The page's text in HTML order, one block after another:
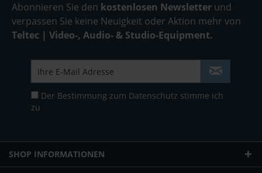
Abonnieren Sie den kostenlosen Newsletter und
verpassen Sie keine Neuigkeit oder Aktion mehr von
Teltec | Video-, Audio- & Studio-Equipment.
Der Bestimmung zum Datenschutz stimme ich
zu
SHOP INFORMATIONEN